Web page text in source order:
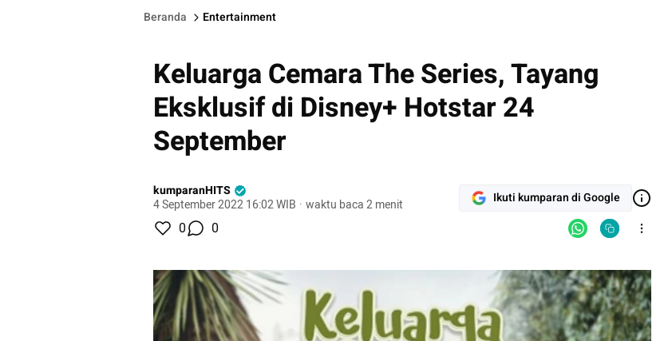
Beranda Entertainment
Keluarga Cemara The Series, Tayang
Eksklusif di Disney+ Hotstar 24
September
kumparanHITS
4 September 2022 16:02 WIB · waktu baca 2 menit Ikuti kumparan di Google
0 0